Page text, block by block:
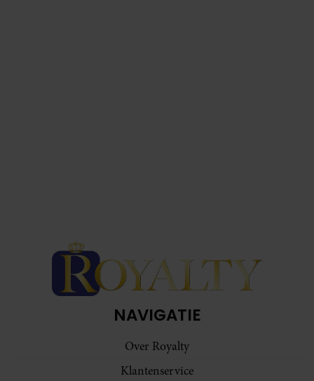
NAVIGATIE
Over Royalty
Klantenservice